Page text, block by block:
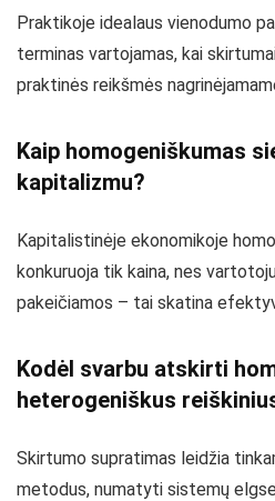
Praktikoje idealaus vienodumo
terminas vartojamas, kai
praktinės reikšmės
Kaip homogeniškumas
kapitalizmu?
Kapitalistinėje ekonomikoje
konkuruoja tik kaina, nes
pakeičiamos – tai skatina
Kodėl svarbu atskirti
heterogeniškus
Skirtumo supratimas leidžia
metodus, numatyti sistemų